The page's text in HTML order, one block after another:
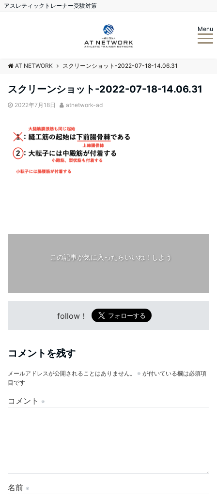
アスレティックトレーナー受験対策
Menu
AT NETWORK スクリーンショット-2022-07-18-14.06.31
スクリーンショット-2022-07-18-14.06.31
2022年7月18日 atnetwork-ad
この記事が気に入ったらいいね！しよう
follow！
コメントを残す
メールアドレスが公開されることはありません。 ※ が付いている欄は必須項
目です
コメント ※
名前 ※